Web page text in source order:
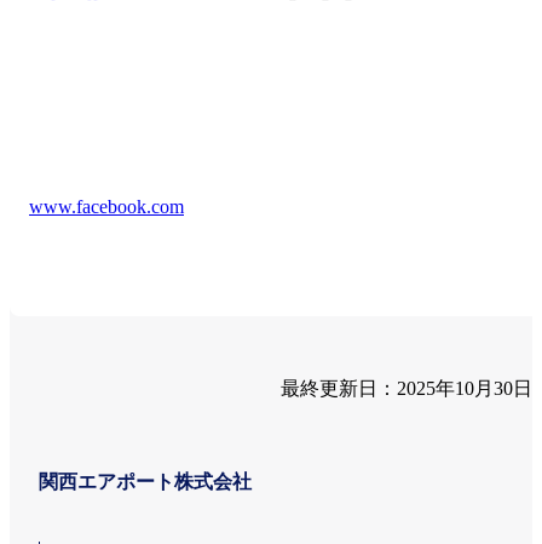
www.facebook.com
最終更新日：2025年10月30日
関西エアポート株式会社